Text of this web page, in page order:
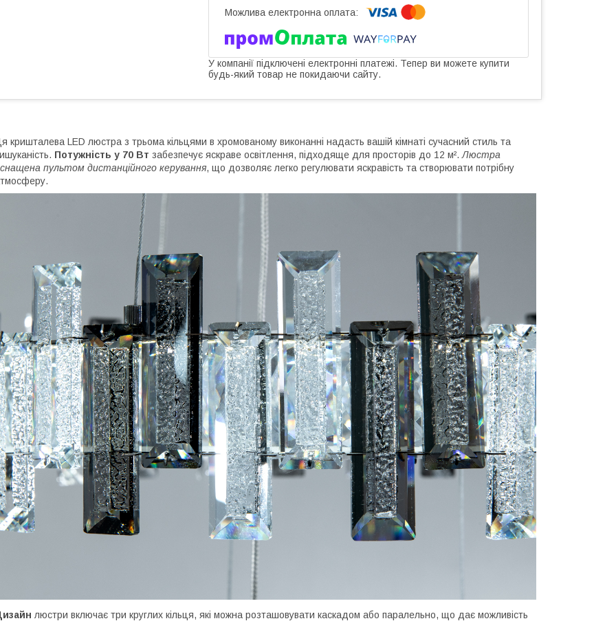
У компанії підключені електронні платежі. Тепер ви можете купити
будь-який товар не покидаючи сайту.
кришталева LED люстра з трьома кільцями в хромованому виконанні надасть вашій кімнаті сучасний стиль та
Потужність у 70 Вт забезпечує яскраве освітлення, підходяще для просторів до 12 м². Люстра
пультом дистанційного керування, що дозволяє легко регулювати яскравість та створювати потрібну
люстри включає три круглих кільця, які можна розташовувати каскадом або паралельно, що дає можливість